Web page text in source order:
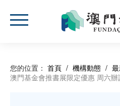
您的位置： 首頁 / 機構動態 /
澳門基金會推書展限定優惠 周六